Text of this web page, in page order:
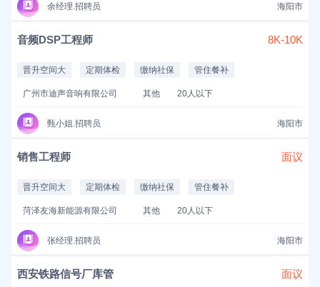
余经理.招聘员 海阳市
音频DSP工程师 8K-10K
晋升空间大 定期体检 缴纳社保 管住餐补
广州市迪声音响有限公司 其他 20人以下
甄小姐.招聘员 海阳市
销售工程师 面议
晋升空间大 定期体检 缴纳社保 管住餐补
菏泽友海新能源有限公司 其他 20人以下
张经理.招聘员 海阳市
西安铁路信号厂库管 面议